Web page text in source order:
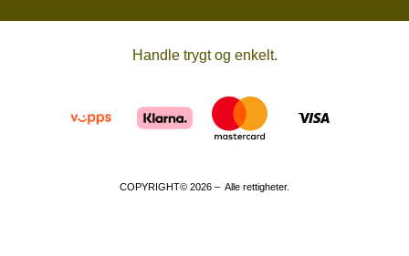
Handle trygt og enkelt.
COPYRIGHT© 2026 – Alle rettigheter.